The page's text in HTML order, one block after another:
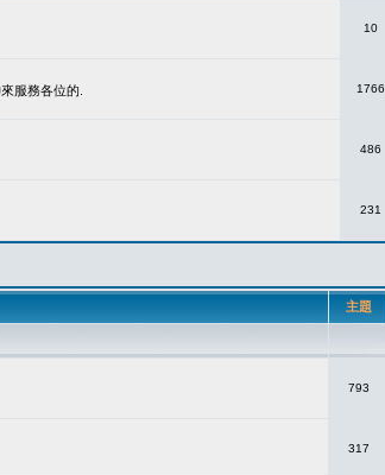
10
服務各位的. 1766
486
231
主題
793
317